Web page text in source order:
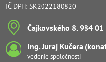
IČ DPH: SK2022180820
Čajkovského 8, 984 01
Ing​. Juraj Kučera
vedenie spoločnosti